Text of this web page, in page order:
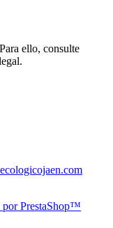
ello, consulte
por PrestaShop™